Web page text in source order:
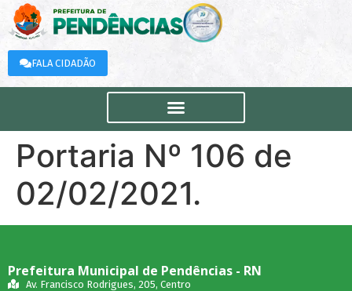
FALA CIDADÃO
Portaria Nº 106 de
02/02/2021.
Prefeitura Municipal de Pendências - RN
Av. Francisco Rodrigues, 205, Centro